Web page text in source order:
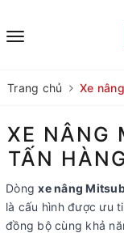
Trang chủ Xe
XE NÂNG
TẤN
Dòngxe nâng
là cấu hình được ưu
đồng bộ cùng khả